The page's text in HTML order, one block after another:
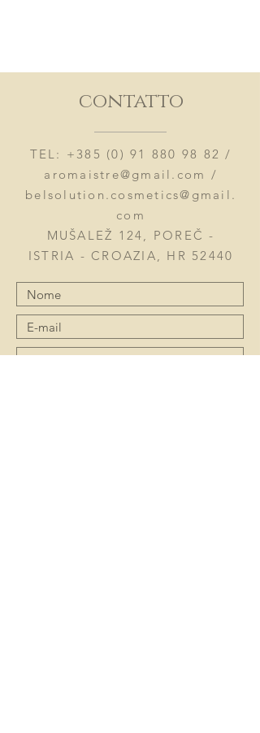
contatto
TEL: +385 (0) 91 880 98 82 /
aromaistre@gmail.com /
belsolution.cosmetics@gmail.
com
MUŠALEŽ 124, POREČ -
ISTRIA - CROAZIA, HR 52440